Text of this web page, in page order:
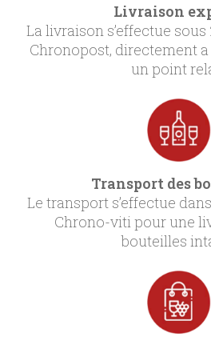
Livraison
La livraison s’effectue
Chronopost, directement
un point
Transport des
Le transport s’effectue
Chrono-viti pour une
bouteilles